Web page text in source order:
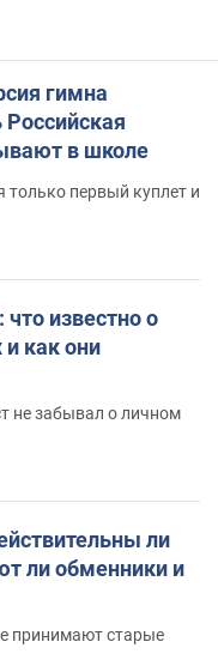
гимна
в школе
первый куплет и
известно о
и как они
не забывал о личном
ли
ли обменники и
принимают старые